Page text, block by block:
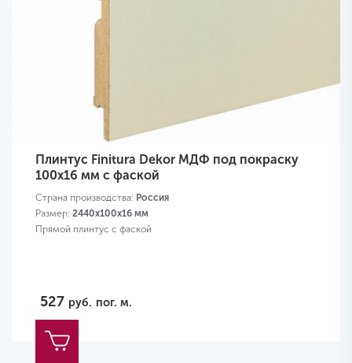
Плинтус Finitura Dekor МДФ под покраску
100x16 мм с фаской
Страна производства: Россия
Размер: 2440х100х16 мм
Прямой плинтус с фаской
527 руб. пог. м.